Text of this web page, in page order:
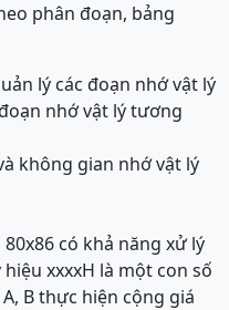
phân đoạn, bảng
lý các đoạn nhớ vật lý
nhớ vật lý tương
không gian nhớ vật lý
có khả năng xử lý
hiệu xxxxH là một con số
B thực hiện cộng giá